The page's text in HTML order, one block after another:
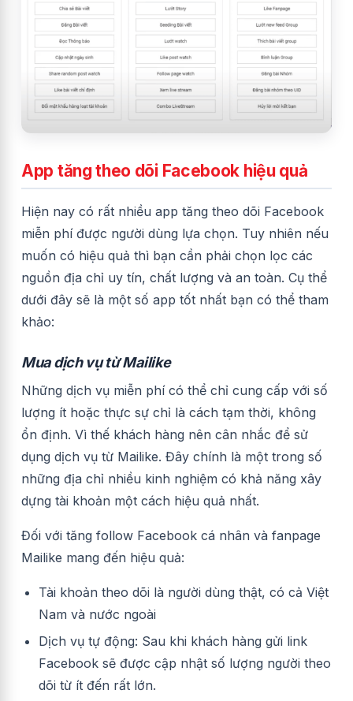
App tăng theo dõi Facebook hiệu quả
Hiện nay có rất nhiều app tăng theo dõi Facebook
miễn phí được người dùng lựa chọn. Tuy nhiên nếu
muốn có hiệu quả thì bạn cần phải chọn lọc các
nguồn địa chỉ uy tín, chất lượng và an toàn. Cụ thể
dưới đây sẽ là một số app tốt nhất bạn có thể tham
khảo:
Mua dịch vụ từ Mailike
Những dịch vụ miễn phí có thể chỉ cung cấp với số
lượng ít hoặc thực sự chỉ là cách tạm thời, không
ổn định. Vì thế khách hàng nên cân nhắc để sử
dụng dịch vụ từ Mailike. Đây chính là một trong số
những địa chỉ nhiều kinh nghiệm có khả năng xây
dựng tài khoản một cách hiệu quả nhất.
Đối với tăng follow Facebook cá nhân và fanpage
Mailike mang đến hiệu quả:
Tài khoản theo dõi là người dùng thật, có cả Việt
Nam và nước ngoài
Dịch vụ tự động: Sau khi khách hàng gửi link
Facebook sẽ được cập nhật số lượng người theo
dõi từ ít đến rất lớn.